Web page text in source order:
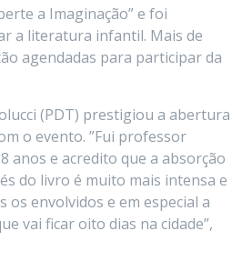
a Imaginação” e foi
a literatura infantil. Mais de
agendadas para participar da
(PDT) prestigiou a abertura
o evento. ”Fui professor
anos e acredito que a absorção
do livro é muito mais intensa e
os envolvidos e em especial a
vai ficar oito dias na cidade”,